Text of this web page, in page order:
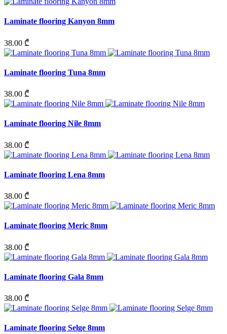
Laminate flooring Kanyon 8mm
38.00 ₾
Laminate flooring Tuna 8mm
38.00 ₾
Laminate flooring Nile 8mm
38.00 ₾
Laminate flooring Lena 8mm
38.00 ₾
Laminate flooring Meric 8mm
38.00 ₾
Laminate flooring Gala 8mm
38.00 ₾
Laminate flooring Selge 8mm